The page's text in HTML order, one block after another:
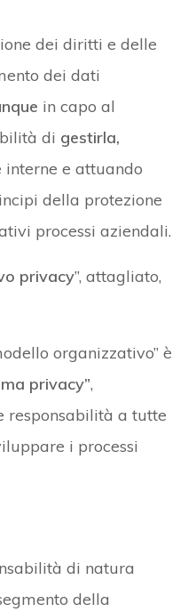
dei diritti e delle
dei dati
in capo al
di gestirla,
interne e attuando
della protezione
processi aziendali.
privacy”, attagliato,
organizzativo” è
privacy”,
responsabilità a tutte
i processi
di natura
della